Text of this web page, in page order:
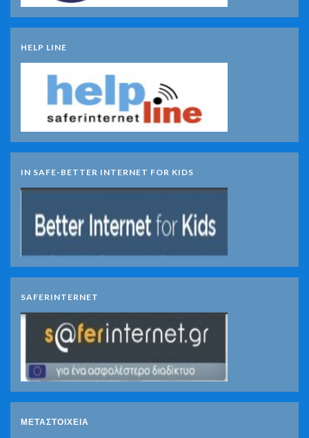
HELP LINE
IN SAFE-BETTER INTERNET FOR KIDS
SAFERINTERNET
ΜΕΤΑΣΤΟΙΧΕΊΑ